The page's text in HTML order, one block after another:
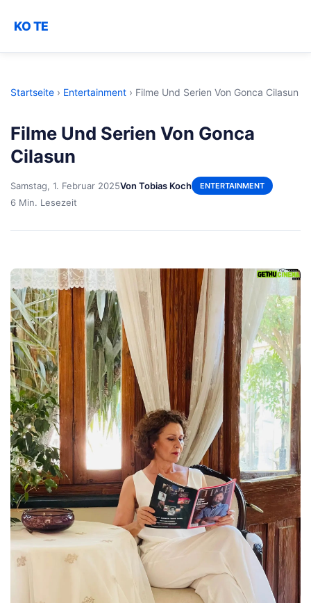
KO TE
Startseite › Entertainment › Filme Und Serien Von Gonca Cilasun
Filme Und Serien Von Gonca
Cilasun
Samstag, 1. Februar 2025Von Tobias Koch ENTERTAINMENT
6 Min. Lesezeit